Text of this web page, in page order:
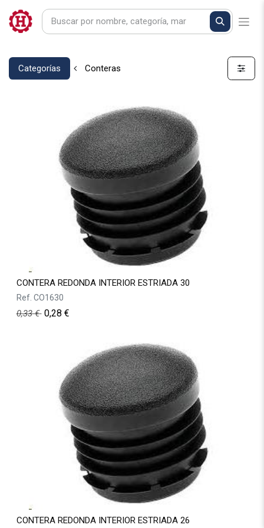
Categorías Conteras
CONTERA REDONDA INTERIOR ESTRIADA 30
Ref. CO1630
0,33€ 0,28 €
CONTERA REDONDA INTERIOR ESTRIADA 26